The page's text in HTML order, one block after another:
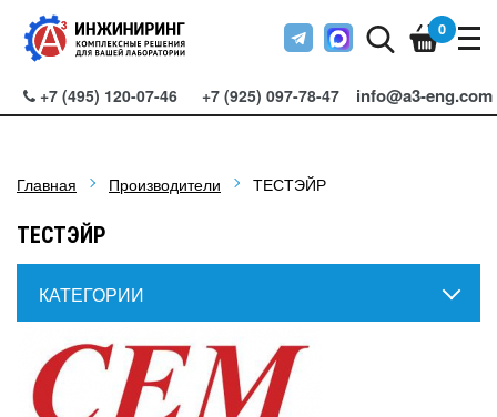
+7 (495) 120-07-46 +7 (925) 097-78-47 info@a3-eng.com
0
Главная Производители ТЕСТЭЙР
ТЕСТЭЙР
КАТЕГОРИИ